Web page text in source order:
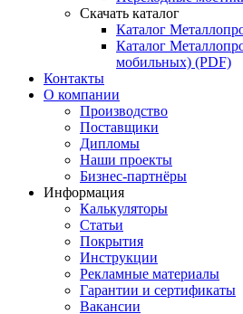
Скачать каталог
Каталог
Каталог
мобильных) (PDF)
Контакты
О компании
Производство
Поставщики
Дипломы
Наши проекты
Бизнес-партнёры
Информация
Калькуляторы
Статьи
Покрытия
Инструкции
Рекламные материалы
Гарантии и сертификаты
Вакансии